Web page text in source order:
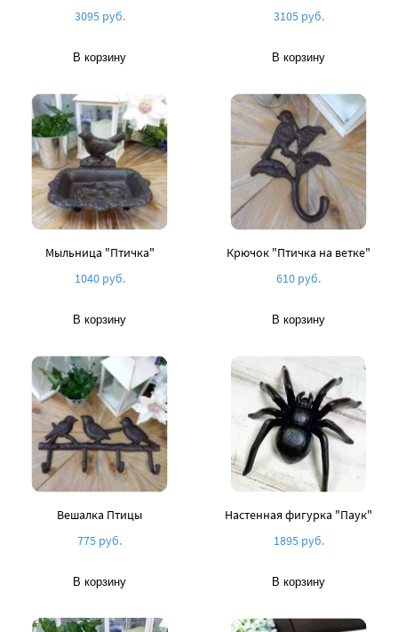
3095 руб.
В корзину
3105 руб.
В корзину
Мыльница "Птичка"
1040 руб.
В корзину
Крючок "Птичка на ветке"
610 руб.
В корзину
Вешалка Птицы
775 руб.
В корзину
Настенная фигурка "Паук"
1895 руб.
В корзину